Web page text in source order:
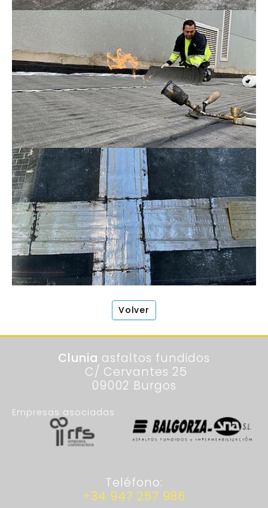
Volver
Clunia asfaltos fundidos
C/ Cervantes 25
09002 Burgos
Empresas asociadas
Teléfono:
+34 947 257 986